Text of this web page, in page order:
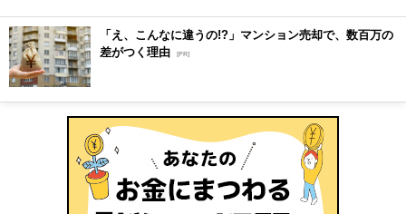
「え、こんなに違うの!?」マンション売却で、数百万の
差がつく理由 [PR]